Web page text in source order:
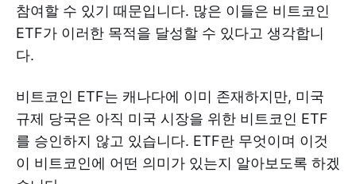
참여할 수 있기 때문입니다. 많은 이들은 비트코인
ETF가 이러한 목적을 달성할 수 있다고 생각합니
다.
비트코인 ETF는 캐나다에 이미 존재하지만, 미국
규제 당국은 아직 미국 시장을 위한 비트코인 ETF
를 승인하지 않고 있습니다. ETF란 무엇이며 이것
이 비트코인에 어떤 의미가 있는지 알아보도록 하겠